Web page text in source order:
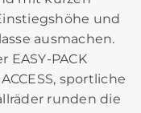
und
ausmachen.
EASY-PACK
sportliche
runden die